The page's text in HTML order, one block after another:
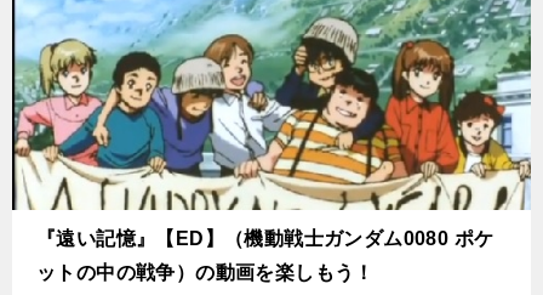
『遠い記憶』【ED】（機動戦士ガンダム0080 ポケ
ットの中の戦争）の動画を楽しもう！